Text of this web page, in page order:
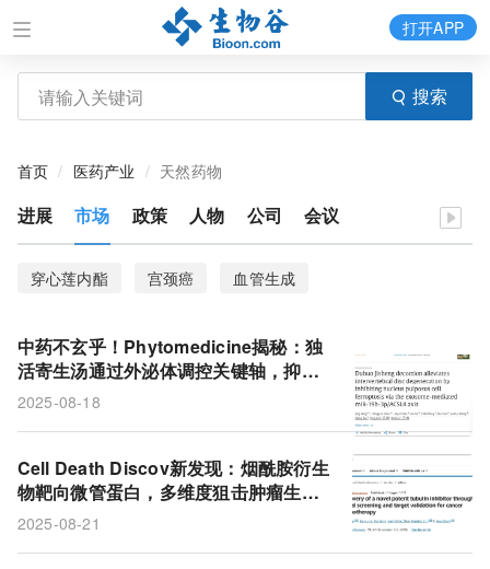
搜索
打开APP
首页 医药产业 天然药物
进展 市场 政策 人物 公司 会议
穿心莲内酯 宫颈癌 血管生成
中药不玄乎！Phytomedicine揭秘：独
活寄生汤通过外泌体调控关键轴，抑制
髓核细胞铁死亡，缓解椎间盘退变
2025-08-18
Cell Death Discov新发现：烟酰胺衍生
物靶向微管蛋白，多维度狙击肿瘤生长
与转移
2025-08-21